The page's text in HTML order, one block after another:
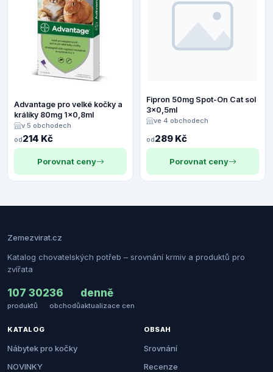
Advantage pro velké kočky a
králíky 80mg 1x0,8ml
v 5 obchodech
od214 Kč
Porovnat ceny
Fipron 50mg Spot-On Cat sol
3x0,5ml
ve 4 obchodech
od289 Kč
Porovnat ceny
Zemezvirat.cz
Katalog chovatelských potřeb – srovnání krmiv a produktů pro
zvířata
107 302
produktů
36
obchodů
denně
aktualizace cen
KATALOG
Nábytek pro kočky
NOVINKY
OBSAH
Srovnání
Recenze